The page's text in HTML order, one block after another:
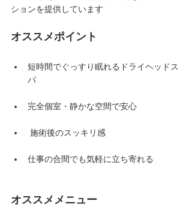
ションを提供しています
オススメポイント
短時間でぐっすり眠れるドライヘッドス
パ
完全個室・静かな空間で安心
施術後のスッキリ感
仕事の合間でも気軽に立ち寄れる
オススメメニュー